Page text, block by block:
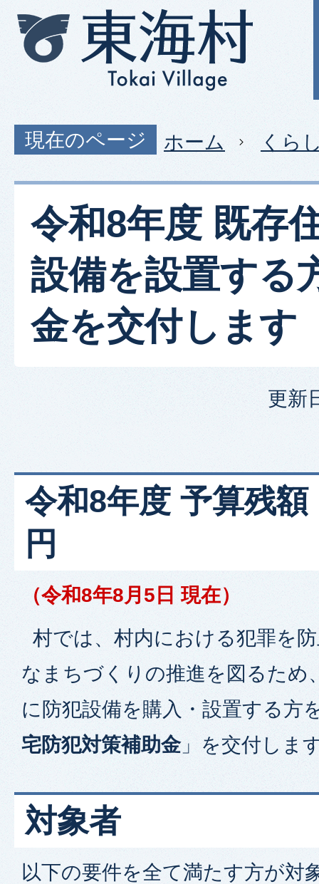
現在のページ ホーム くら
令和8年度 既存
設備を設置する
金を交付します
更新
令和8年度 予算残
円
（令和8年8月5日 現在）
村では、村内における犯罪を
なまちづくりの推進を図るため
に防犯設備を購入・設置する方
宅防犯対策補助金」を交付しま
対象者
以下の要件を全て満たす方が対